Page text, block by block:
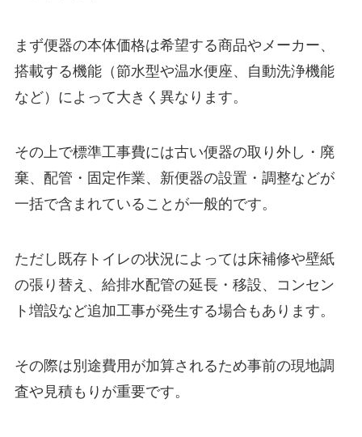
まず便器の本体価格は希望する商品やメーカー、
搭載する機能（節水型や温水便座、自動洗浄機能
など）によって大きく異なります。
その上で標準工事費には古い便器の取り外し・廃
棄、配管・固定作業、新便器の設置・調整などが
一括で含まれていることが一般的です。
ただし既存トイレの状況によっては床補修や壁紙
の張り替え、給排水配管の延長・移設、コンセン
ト増設など追加工事が発生する場合もあります。
その際は別途費用が加算されるため事前の現地調
査や見積もりが重要です。